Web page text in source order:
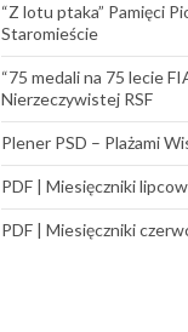
“Z lotu ptaka” Pamięci
Staromieście
“75 medali na 75 lecie
Nierzeczywistej RSF
Plener PSD – Plażami
PDF | Miesięczniki
PDF | Miesięczniki